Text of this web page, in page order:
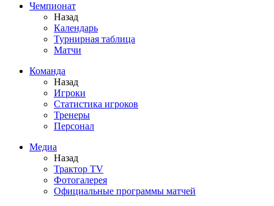
Чемпионат
Назад
Календарь
Турнирная таблица
Матчи
Команда
Назад
Игроки
Статистика игроков
Тренеры
Персонал
Медиа
Назад
Трактор TV
Фотогалерея
Официальные программы матчей